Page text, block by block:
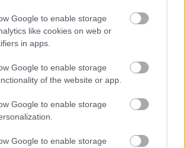
Google to enable storage
like cookies on web or
in apps.
Google to enable storage
of the website or app.
Google to enable storage
Google to enable storage
Támogasd adományoddal
működését!